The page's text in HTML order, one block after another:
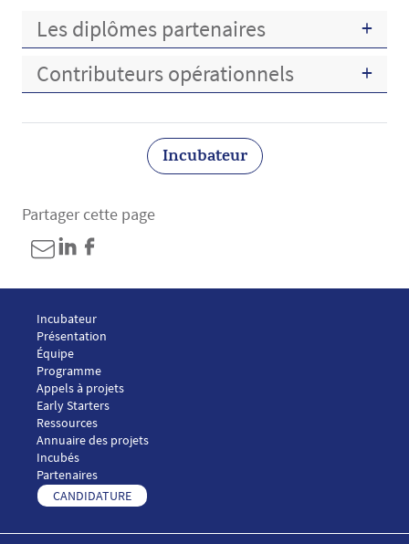
Les diplômes partenaires
Contributeurs opérationnels
Incubateur
Partager cette page
Menu Footer ASSAS LAB 1
Incubateur
Présentation
Équipe
Menu Footer ASSAS LAB 2
Programme
Appels à projets
Early Starters
Menu Footer ASSAS LAB 3
Ressources
Annuaire des projets
Incubés
Menu Footer ASSAS LAB 4
Partenaires
Menu Footer ASSAS LAB 5
CANDIDATURE